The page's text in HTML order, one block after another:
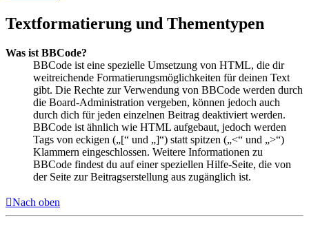
Textformatierung und Thementypen
Was ist BBCode?
BBCode ist eine spezielle Umsetzung von HTML, die dir
weitreichende Formatierungsmöglichkeiten für deinen Text
gibt. Die Rechte zur Verwendung von BBCode werden durch
die Board-Administration vergeben, können jedoch auch
durch dich für jeden einzelnen Beitrag deaktiviert werden.
BBCode ist ähnlich wie HTML aufgebaut, jedoch werden
Tags von eckigen („[“ und „]“) statt spitzen („<“ und „>“)
Klammern eingeschlossen. Weitere Informationen zu
BBCode findest du auf einer speziellen Hilfe-Seite, die von
der Seite zur Beitragserstellung aus zugänglich ist.
Nach oben